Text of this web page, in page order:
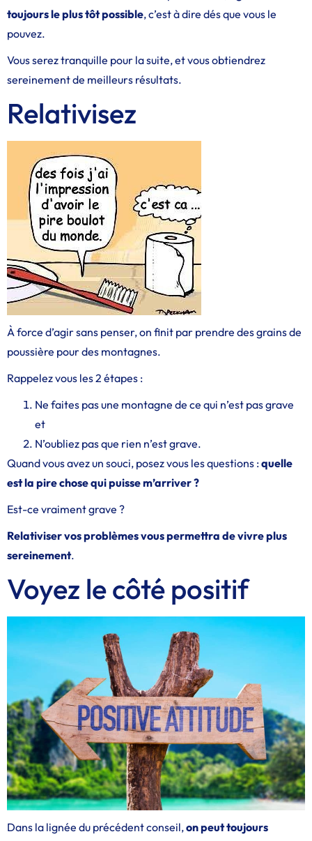
toujours le plus tôt possible, c’est à dire dés que vous le
pouvez.
Vous serez tranquille pour la suite, et vous obtiendrez
sereinement de meilleurs résultats.
Relativisez
À force d’agir sans penser, on finit par prendre des grains de
poussière pour des montagnes.
Rappelez vous les 2 étapes :
Ne faites pas une montagne de ce qui n’est pas grave
et
N’oubliez pas que rien n’est grave.
Quand vous avez un souci, posez vous les questions :quelle
est la pire chose qui puisse m’arriver ?
Est-ce vraiment grave ?
Relativiser vos problèmes vous permettra de vivre plus
sereinement.
Voyez le côté positif
Dans la lignée du précédent conseil,on peut toujours